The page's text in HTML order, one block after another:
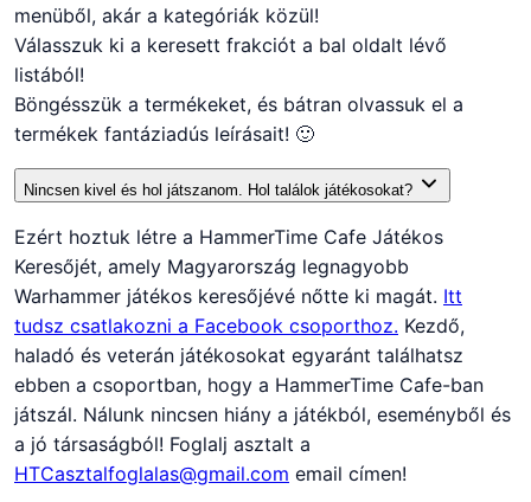
menüből, akár a kategóriák közül!
Válasszuk ki a keresett frakciót a bal oldalt lévő
listából!
Böngésszük a termékeket, és bátran olvassuk el a
termékek fantáziadús leírásait! 🙂
Nincsen kivel és hol játszanom. Hol találok játékosokat?
Ezért hoztuk létre a HammerTime Cafe Játékos
Keresőjét, amely Magyarország legnagyobb
Warhammer játékos keresőjévé nőtte ki magát. Itt
tudsz csatlakozni a Facebook csoporthoz. Kezdő,
haladó és veterán játékosokat egyaránt találhatsz
ebben a csoportban, hogy a HammerTime Cafe-ban
játszál. Nálunk nincsen hiány a játékból, eseményből és
a jó társaságból! Foglalj asztalt a
HTCasztalfoglalas@gmail.com email címen!